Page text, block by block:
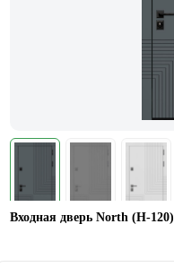
Входная дверь North (Н-120)